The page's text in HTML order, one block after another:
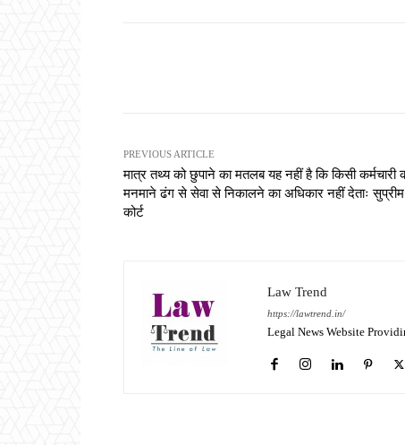
PREVIOUS ARTICLE
मात्र तथ्य को छुपाने का मतलब यह नहीं है कि किसी कर्मचारी
मनमाने ढंग से सेवा से निकालने का अधिकार नहीं देताः सुप्रीम
कोर्ट
Law Trend
https://lawtrend.in/
Legal News Website